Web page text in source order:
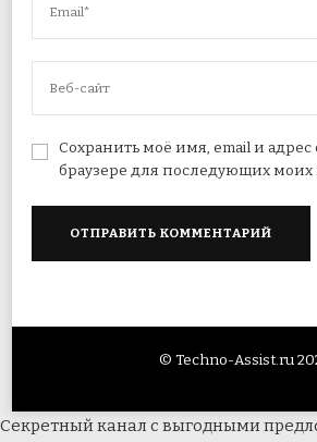
Сохранить моё имя, email и адрес
браузере для последующих
© Techno-Assist.ru
Секретный канал с выгодными